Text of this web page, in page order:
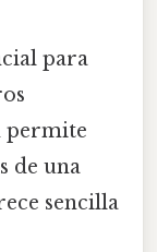
para
permite
de una
sencilla